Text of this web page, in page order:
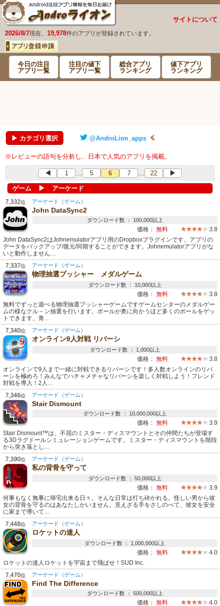
サイトについて
2026/8/7現在、 19,978件のアプリが登録されています。
今日の注目
アプリ一覧
注目の値下
アプリ一覧
総合アプリ
ランキング
値下アプリ
ランキング
▶ カテゴリ選択 @AndroLion_apps
※レビューの語句を分析し、日本で人気のアプリを掲載。
◀ 1 … 5 6 7 … 22 ▶
ゲーム ▶ アーケード
7,332位 アーケード（ゲーム）
John DataSync2
ダウンロード数 ： 100,000以上
価格： 無料
3.8
John DataSync2はJohnemulatorアプリ用のDropboxプラグインです。アプリの
データをバックアップ/復元/同期することができます。Johnemulatorアプリがな
いと動作しません…
7,337位 アーケード（ゲーム）
物理抽選プッシャー メダルゲーム
ダウンロード数 ： 10,000以上
価格： 無料
3.8
無料でずっと遊べる物理抽選プッシャーゲームですゲームセンターのメダルゲー
ムの様なクル－ン抽選を行います。ボールが奥に向かうほど多くのボールをゲッ
トできます。青…
7,340位 アーケード（ゲーム）
オンライン9人対戦 リバーシ
ダウンロード数 ： 1,000以上
価格： 無料
3.8
オンラインで9人まで一緒に対戦できるリバーシです！多人数オンラインのリバ
ーシを極めろ！みんなでハチャメチャなリバーシを楽しく対戦しよう！フレンド
対戦を導入！2人…
7,346位 アーケード（ゲーム）
Stair Dismount
ダウンロード数 ： 10,000,000以上
価格： 無料
3.9
Stair Dismount™は、不屈のミスター・ディスマウントとその仲間たちが登場す
る3Dラグドールシミュレーションゲームです。ミスター・ディスマウントを階段
から突き落とし…
7,390位 アーケード（ゲーム）
私の背骨を守って
ダウンロード数 ： 50,000以上
価格： 無料
3.9
何事もなく無事に帰宅出来る日々。そんな日常は打ち砕かれる。怪しい男から彼
女の背骨を守るのはあなたしかいません。見えざる手をさしのべて、彼女を安全
に家まで導いて…
7,448位 アーケード（ゲーム）
ロケットの達人
ダウンロード数 ： 1,000,000以上
価格： 無料
4.0
ロケットの達人ロケットを宇宙まで飛ばせ！SUD Inc.
7,470位 アーケード（ゲーム）
Find The Difference
ダウンロード数 ： 500,000以上
価格： 無料
4.0